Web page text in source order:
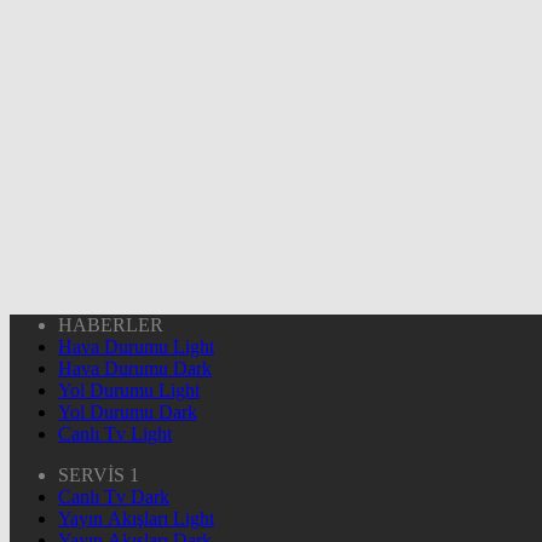
HABERLER
Hava Durumu Light
Hava Durumu Dark
Yol Durumu Light
Yol Durumu Dark
Canlı Tv Light
SERVİS 1
Canlı Tv Dark
Yayın Akışları Light